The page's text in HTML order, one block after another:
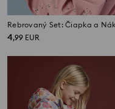
4,99 EUR